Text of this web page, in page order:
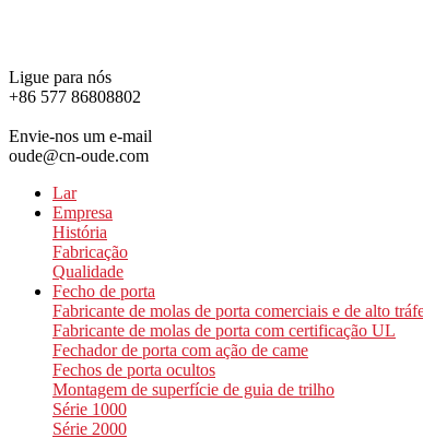
Ligue para nós
+86 577 86808802
Envie-nos um e-mail
oude@cn-oude.com
Lar
Empresa
História
Fabricação
Qualidade
Fecho de porta
Fabricante de molas de porta comerciais e de alto
Fabricante de molas de porta com certificação UL
Fechador de porta com ação de came
Fechos de porta ocultos
Montagem de superfície de guia de trilho
Série 1000
Série 2000